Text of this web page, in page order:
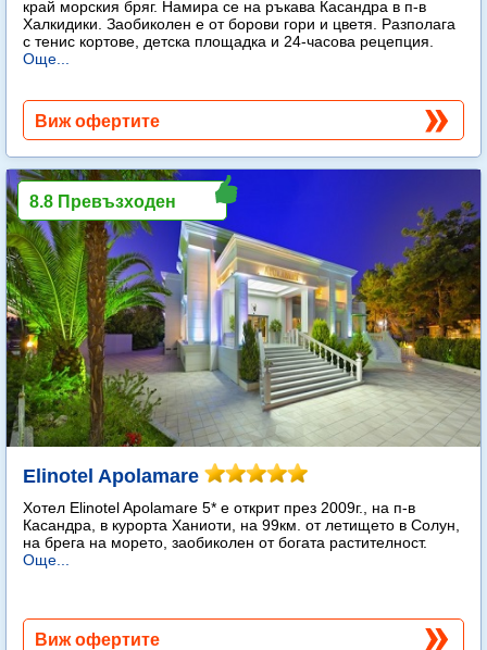
край морския бряг. Намира се на ръкава Касандра в п-в
Халкидики. Заобиколен е от борови гори и цветя. Разполага
с тенис кортове, детска площадка и 24-часова рецепция.
Още...
Виж офертите
Elinotel Apolamare
Хотел Elinotel Apolamare 5* е открит през 2009г., на п-в
Касандра, в курорта Ханиоти, на 99км. от летището в Солун,
на брега на морето, заобиколен от богата растителност.
Още...
8.8 Превъзходен
Виж офертите